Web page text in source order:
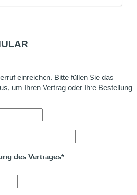
einreichen. Bitte füllen Sie das
um Ihren Vertrag oder Ihre Bestellung
des Vertrages*